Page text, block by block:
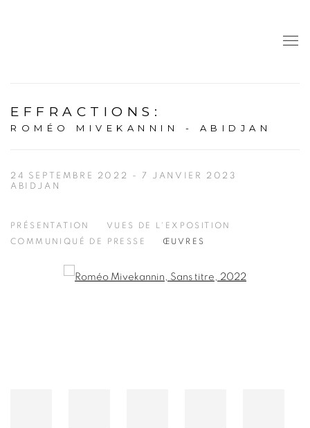
EFFRACTIONS :
ROMÉO MIVEKANNIN - ABIDJAN
24 SEPTEMBRE 2022 - 7 JANVIER 2023
ABIDJAN
PRÉSENTATION
VUES DE L'EXPOSITION
COMMUNIQUÉ DE PRESSE
ŒUVRES
Open a larger version of the following image in a popup: